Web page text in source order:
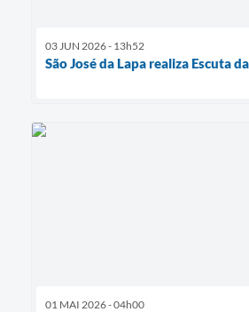
03 JUN 2026 - 13h52
São José da Lapa realiza Escuta
01 MAI 2026 - 04h00